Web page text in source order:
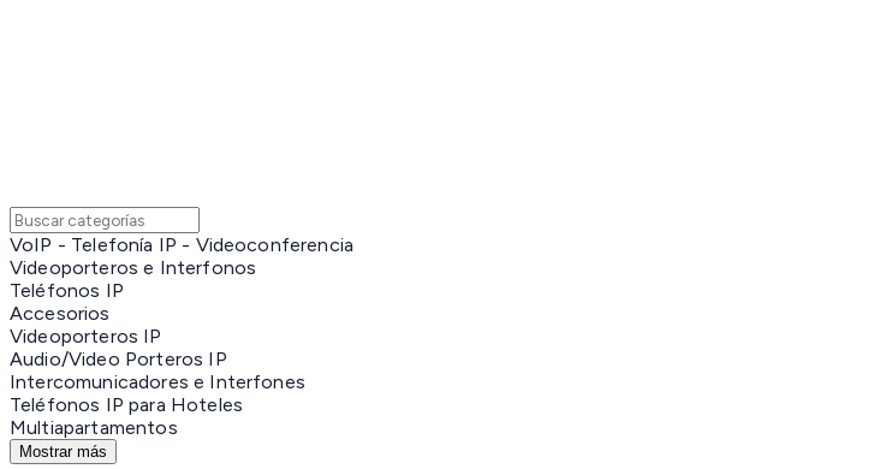
VoIP - Telefonía IP - Videoconferencia
Videoporteros e Interfonos
Teléfonos IP
Accesorios
Videoporteros IP
Audio/Video Porteros IP
Intercomunicadores e Interfones
Teléfonos IP para Hoteles
Multiapartamentos
Mostrar más